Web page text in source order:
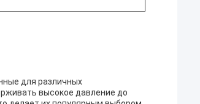
для различных
высокое давление до